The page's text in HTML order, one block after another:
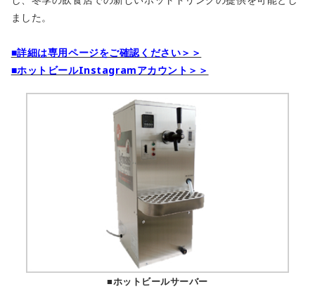
ました。
■詳細は専用ページをご確認ください＞＞
■ホットビールInstagramアカウント＞＞
■ホットビールサーバー